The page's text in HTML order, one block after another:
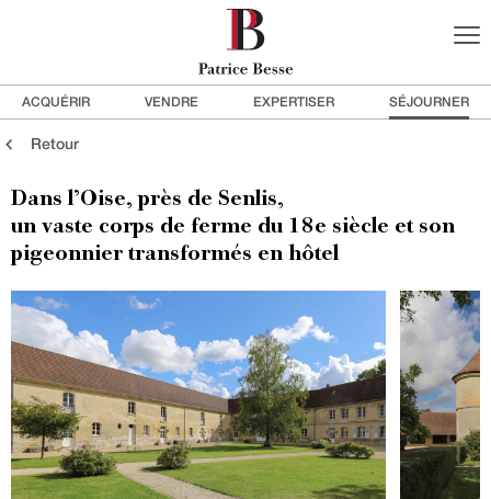
ACQUÉRIR VENDRE EXPERTISER SÉJOURNER
Retour
Dans l’Oise, près de Senlis,
un vaste corps de ferme du 18e siècle et son
pigeonnier transformés en hôtel